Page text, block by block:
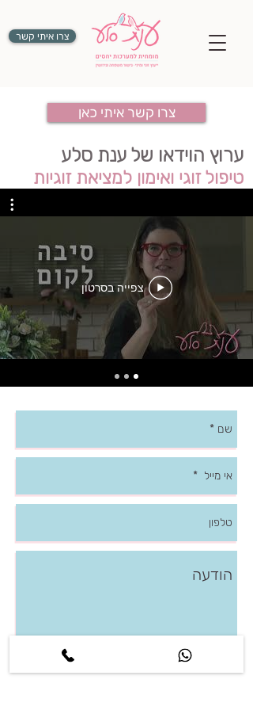
צרו איתי קשר
צרו קשר איתי כאן
ערוץ הוידאו של ענת סלע
טיפול זוגי ואימון למציאת זוגיות
צפייה בסרטון